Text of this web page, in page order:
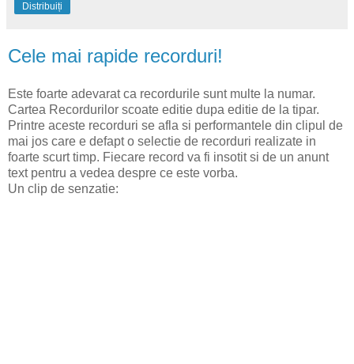
Distribuiți
Cele mai rapide recorduri!
Este foarte adevarat ca recordurile sunt multe la numar.
Cartea Recordurilor scoate editie dupa editie de la tipar.
Printre aceste recorduri se afla si performantele din clipul de
mai jos care e defapt o selectie de recorduri realizate in
foarte scurt timp. Fiecare record va fi insotit si de un anunt
text pentru a vedea despre ce este vorba.
Un clip de senzatie: